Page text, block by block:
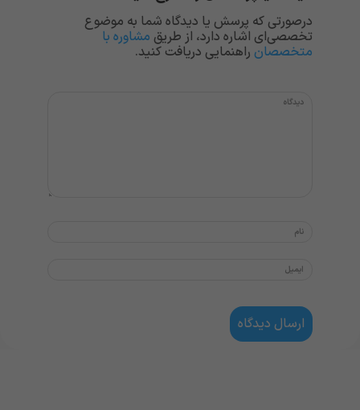
درصورتی که پرسش یا دیدگاه شما به موضوع
تخصصی‌ای اشاره دارد، از طریق مشاوره با
متخصصان راهنمایی دریافت کنید.